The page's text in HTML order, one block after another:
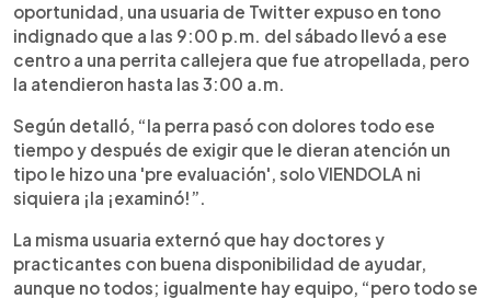
oportunidad, una usuaria de Twitter expuso en tono
indignado que a las 9:00 p.m. del sábado llevó a ese
centro a una perrita callejera que fue atropellada, pero
la atendieron hasta las 3:00 a.m.
Según detalló, “la perra pasó con dolores todo ese
tiempo y después de exigir que le dieran atención un
tipo le hizo una 'pre evaluación', solo VIENDOLA ni
siquiera ¡la ¡examinó!”.
La misma usuaria externó que hay doctores y
practicantes con buena disponibilidad de ayudar,
aunque no todos; igualmente hay equipo, “pero todo se